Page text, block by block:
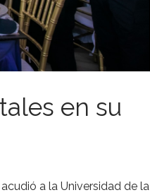
en su
a la Universidad de la